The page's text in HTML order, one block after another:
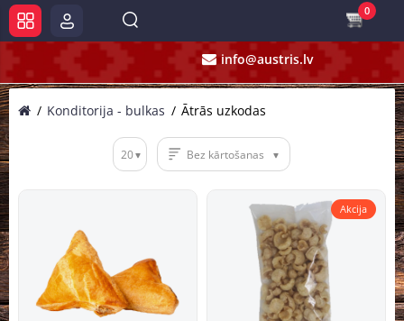
info@austris.lv
0
Konditorija - bulkas Ātrās uzkodas
20 Bez kārtošanas
Akcija